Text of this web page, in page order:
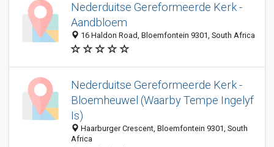
Nederduitse Gereformeerde Kerk -
Aandbloem
16 Haldon Road, Bloemfontein 9301, South Africa
Nederduitse Gereformeerde Kerk -
Bloemheuwel (Waarby Tempe Ingelyf
Is)
Haarburger Crescent, Bloemfontein 9301, South
Africa